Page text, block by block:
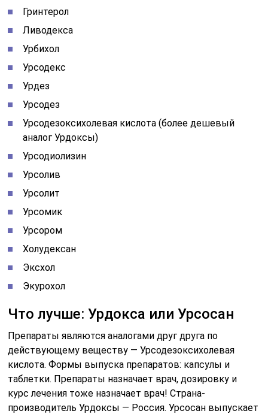
Гринтерол
Ливодекса
Урбихол
Урсодекс
Урдез
Урсодез
Урсодезоксихолевая кислота (более дешевый
аналог Урдоксы)
Урсодиолизин
Урсолив
Урсолит
Урсомик
Урсором
Холудексан
Эксхол
Экурохол
Что лучше: Урдокса или Урсосан
Препараты являются аналогами друг друга по
действующему веществу — Урсодезоксихолевая
кислота. Формы выпуска препаратов: капсулы и
таблетки. Препараты назначает врач, дозировку и
курс лечения тоже назначает врач! Страна-
производитель Урдоксы — Россия. Урсосан выпускает